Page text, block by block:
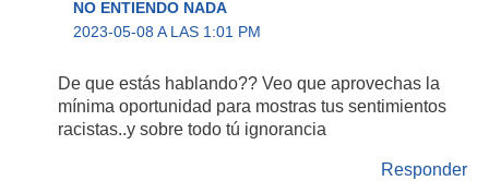
NO ENTIENDO NADA
2023-05-08 A LAS 1:01 PM
De que estás hablando?? Veo que aprovechas la
mínima oportunidad para mostras tus sentimientos
racistas..y sobre todo tú ignorancia
Responder